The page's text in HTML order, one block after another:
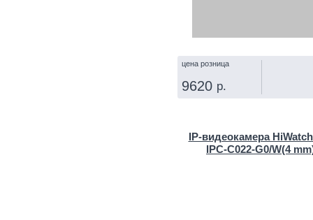
цена розница
9620 р.
IP‑видеокамера
IPC-C022-G0/W(4